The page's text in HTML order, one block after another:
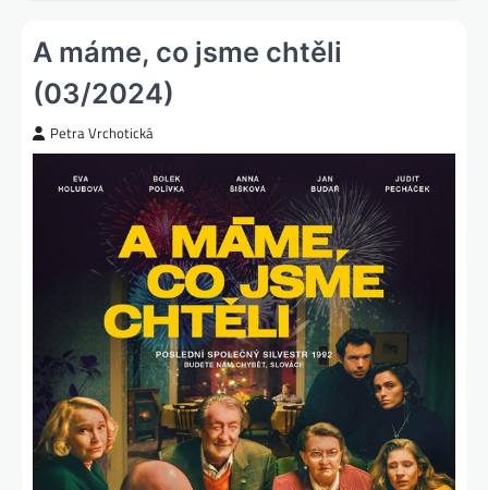
A máme, co jsme chtěli
(03/2024)
Petra Vrchotická